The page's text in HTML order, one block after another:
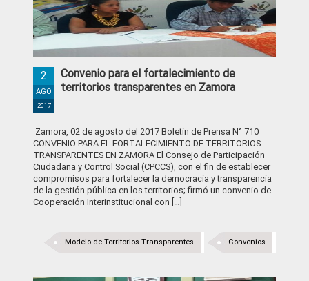
Convenio para el fortalecimiento de
territorios transparentes en Zamora
2
AGO
2017
Zamora, 02 de agosto del 2017 Boletín de Prensa N° 710
CONVENIO PARA EL FORTALECIMIENTO DE TERRITORIOS
TRANSPARENTES EN ZAMORA El Consejo de Participación
Ciudadana y Control Social (CPCCS), con el fin de establecer
compromisos para fortalecer la democracia y transparencia
de la gestión pública en los territorios; firmó un convenio de
Cooperación Interinstitucional con […]
Convenios
Modelo de Territorios Transparentes